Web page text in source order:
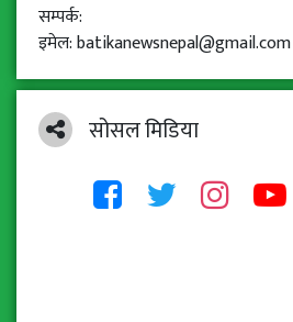
सम्पर्क:
इमेल: batikanewsnepal@gmail.com
सोसल मिडिया